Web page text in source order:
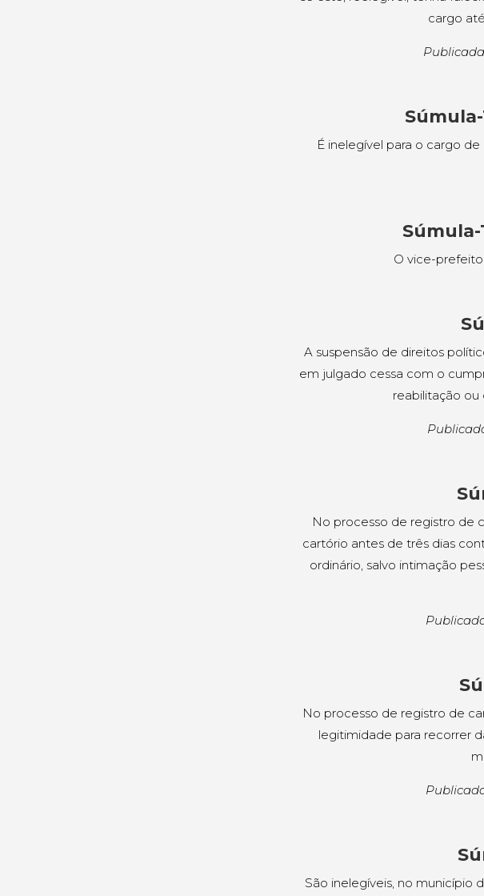
cargo
Publicada
É inelegível para o cargo
Súmula-
O vice-
A suspensão de direitos
em julgado cessa com o
reabilitação ou
No processo de registro de
cartório antes de três dias
ordinário, salvo intimação
No processo de registro de
legitimidade para recorrer
São inelegíveis, no município